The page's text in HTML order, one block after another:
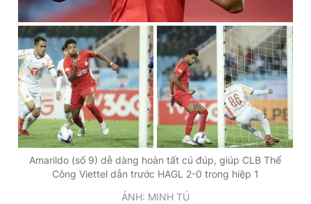
Amarildo (số 9) dễ dàng hoàn tất cú đúp, giúp CLB Thể
Công Viettel dẫn trước HAGL 2-0 trong hiệp 1
ẢNH: MINH TÚ